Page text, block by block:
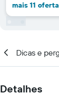
mais 11
Dicas e
Detalhes